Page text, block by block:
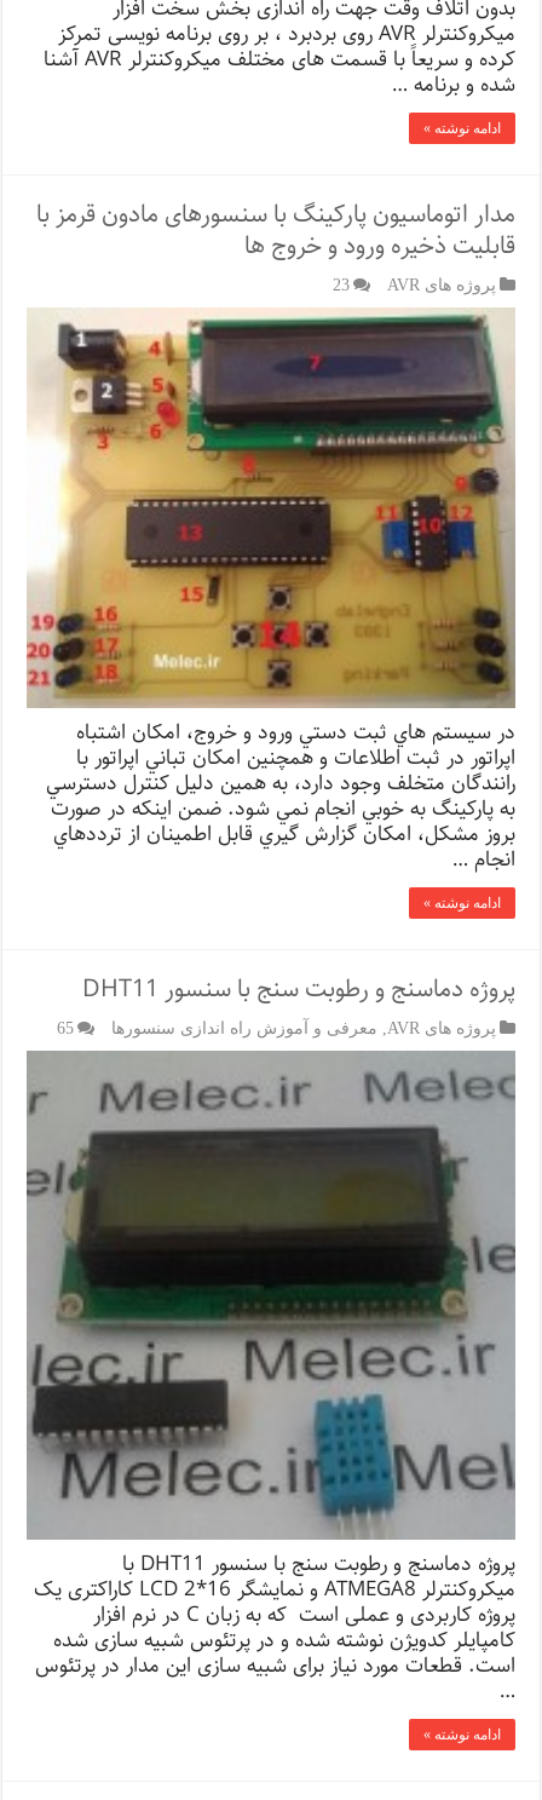
بدون اتلاف وقت جهت راه اندازی بخش سخت افزار
میکروکنترلر AVR روی بردبرد ، بر روی برنامه نویسی تمرکز
کرده و سریعاً با قسمت های مختلف میکروکنترلر AVR آشنا
شده و برنامه …
ادامه نوشته »
مدار اتوماسیون پارکینگ با سنسورهای مادون قرمز با
قابلیت ذخیره ورود و خروج ها
پروژه های AVR 23
در سيستم هاي ثبت دستي ورود و خروج، امكان اشتباه
اپراتور در ثبت اطلاعات و همچنين امكان تباني اپراتور با
رانندگان متخلف وجود دارد، به همين دليل كنترل دسترسي
به پاركينگ به خوبي انجام نمي شود. ضمن اينكه در صورت
بروز مشكل، امكان گزارش گيري قابل اطمينان از ترددهاي
انجام …
ادامه نوشته »
پروژه دماسنج و رطوبت سنج با سنسور DHT11
پروژه های AVR معرفی و آموزش راه اندازی سنسورها 65
پروژه دماسنج و رطوبت سنج با سنسور DHT11 با
میکروکنترلر ATMEGA8 و نمایشگر LCD 2*16 کاراکتری یک
پروژه کاربردی و عملی است که به زبان C در نرم افزار
کامپایلر کدویژن نوشته شده و در پرتئوس شبیه سازی شده
است. قطعات مورد نیاز برای شبیه سازی این مدار در پرتئوس
…
ادامه نوشته »